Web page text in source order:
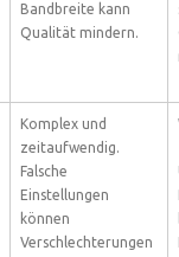
Bandbreite kann
Qualität mindern.
Komplex und
zeitaufwendig.
Falsche
Einstellungen
können
Verschlechterungen